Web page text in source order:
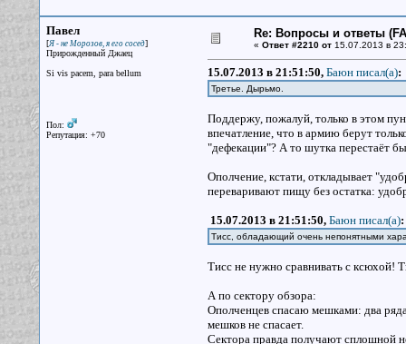
Павел
[Я - не Морозов, я его сосед]
Прирожденный Джаец
Si vis pacem, para bellum
Пол:
Репутация: +70
Re: Вопросы и ответы
« Ответ #2210 от15.07.2013 в
15.07.2013 в 21:51:50, Баюн писал(a):
Третье. Дырьмо.
Поддержу, пожалуй, только в этом
впечатление, что в армию берут
"дефекации"? А то шутка перестаёт
Ополчение, кстати, откладывает
переваривают пищу без остатка:
15.07.2013 в 21:51:50, Баюн писал(a):
Тисс, обладающий очень непонятными
Тисс не нужно сравнивать с ксюхой!
А по сектору обзора:
Ополченцев спасаю мешками: два
мешков не спасает.
Сектора правда получают сплошной